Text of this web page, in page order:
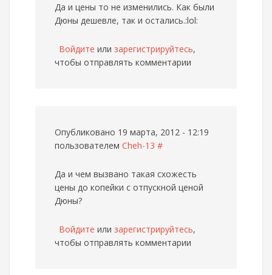
Да и цены то не изменились. Как были
Дюны дешевле, так и остались.:lol:
Войдите или зарегистрируйтесь,
чтобы отправлять комментарии
Опубликовано 19 марта, 2012 - 12:19
пользователем Cheh-13 #
Да и чем вызвано такая схожесть
цены до копейки с отпускной ценой
Дюны?
Войдите или зарегистрируйтесь,
чтобы отправлять комментарии